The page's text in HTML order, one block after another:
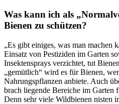
Was kann ich als
Bienen zu schützen?
„Es gibt einiges, was man machen
Einsatz von Pestiziden im Garten
Insektensprays verzichtet, tut
„gemütlich“ wird es für Bienen,
Nahrungspflanzen anbiete. Auch
brach liegende Bereiche im Garten
Denn sehr viele Wildbienen nisten